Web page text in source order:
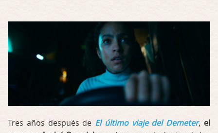
Tres años después de El último viaje del Demeter, el